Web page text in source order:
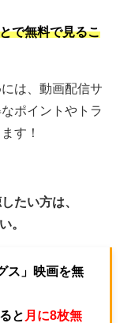
で無料で見るこ
は、動画配信サ
ポイントやトラ
す！
たい方は、
。
ス」映画を無
と 月に8枚無